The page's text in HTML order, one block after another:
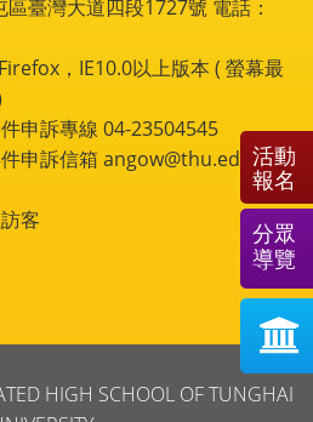
臺灣大道四段1727號 電話：
，IE10.0以上版本 ( 螢幕最
申訴專線 04-23504545
申訴信箱 angow@thu.edu.tw
客
HIGH SCHOOL OF TUNGHAI
活動
報名
分眾
導覽